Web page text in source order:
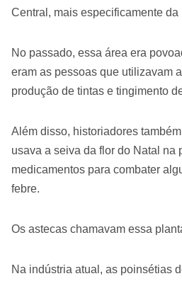
Central, mais especificamente da
No passado, essa área era
eram as pessoas que utilizavam
produção de tintas e tingimento
Além disso, historiadores
usava a seiva da flor do Natal na
medicamentos para combater
febre.
Os astecas chamavam essa
Na indústria atual, as poinsétias